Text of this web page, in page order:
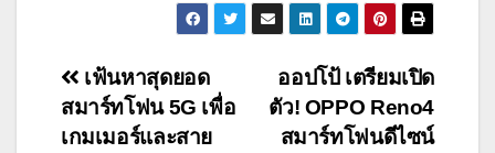
Post
navigation
ออปโป้ เตรียมเปิด
ตัว! OPPO Reno4
สมาร์ทโฟนดีไซน์
เฟ้นหาสุดยอด
สมาร์ทโฟน 5G เพื่อ
เกมเมอร์และสาย